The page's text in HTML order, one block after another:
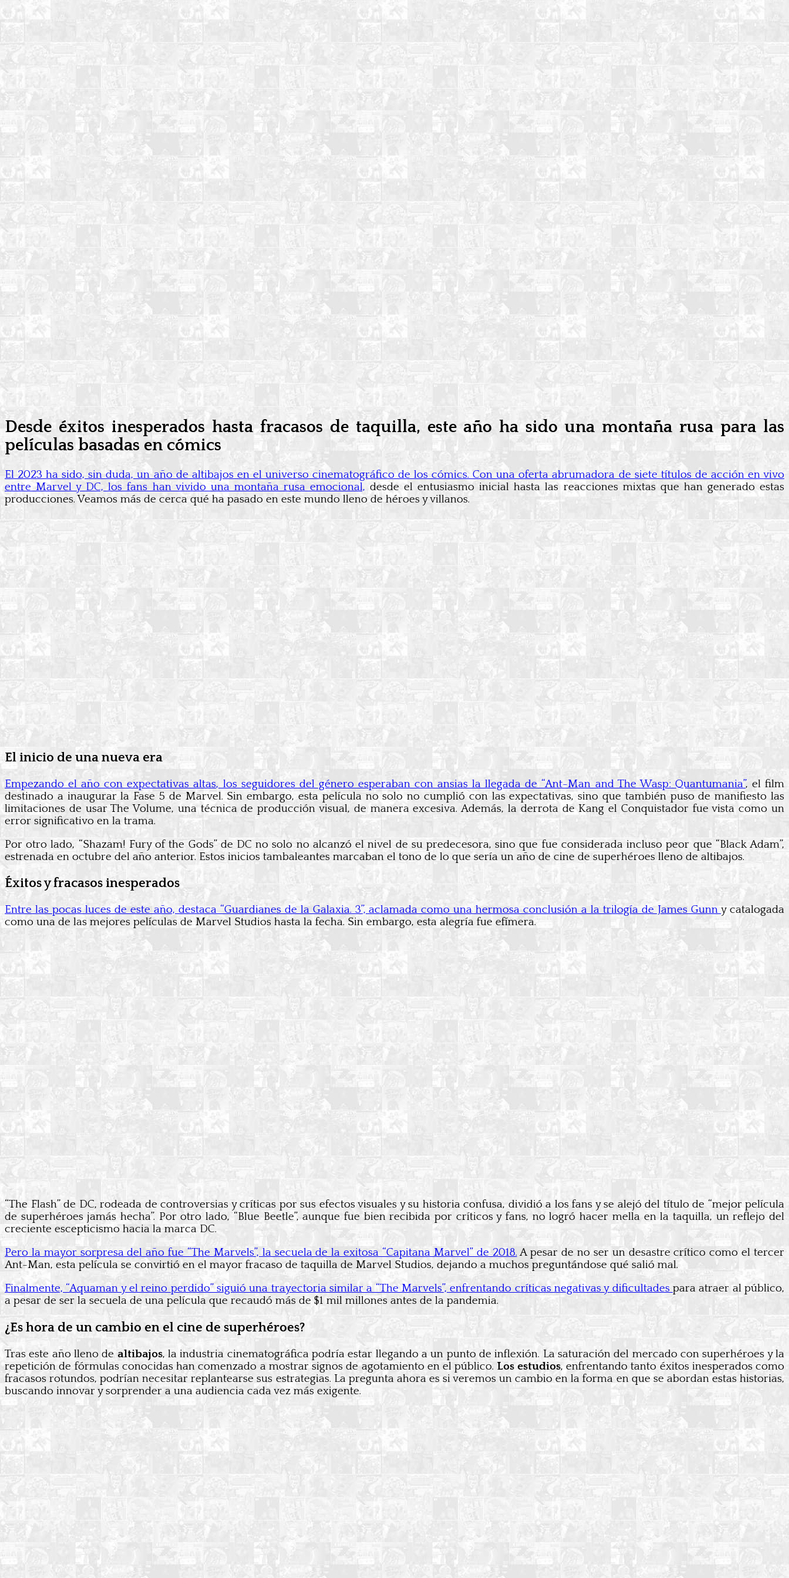
Desde éxitos inesperados hasta fracasos de taquilla, este año ha sido una montaña rusa para las
películas basadas en cómics
El 2023 ha sido, sin duda, un año de altibajos en el universo cinematográfico de los cómics. Con una oferta abrumadora de siete títulos de acción en vivo
entre Marvel y DC, los fans han vivido una montaña rusa emocional, desde el entusiasmo inicial hasta las reacciones mixtas que han generado estas
producciones. Veamos más de cerca qué ha pasado en este mundo lleno de héroes y villanos.
El inicio de una nueva era
Empezando el año con expectativas altas, los seguidores del género esperaban con ansias la llegada de “Ant-Man and The Wasp: Quantumania”, el film
destinado a inaugurar la Fase 5 de Marvel. Sin embargo, esta película no solo no cumplió con las expectativas, sino que también puso de manifiesto las
limitaciones de usar The Volume, una técnica de producción visual, de manera excesiva. Además, la derrota de Kang el Conquistador fue vista como un
error significativo en la trama.
Por otro lado, “Shazam! Fury of the Gods” de DC no solo no alcanzó el nivel de su predecesora, sino que fue considerada incluso peor que “Black Adam”,
estrenada en octubre del año anterior. Estos inicios tambaleantes marcaban el tono de lo que sería un año de cine de superhéroes lleno de altibajos.
Éxitos y fracasos inesperados
Entre las pocas luces de este año, destaca “Guardianes de la Galaxia. 3”, aclamada como una hermosa conclusión a la trilogía de James Gunny catalogada
como una de las mejores películas de Marvel Studios hasta la fecha. Sin embargo, esta alegría fue efímera.
“The Flash” de DC, rodeada de controversias y críticas por sus efectos visuales y su historia confusa, dividió a los fans y se alejó del título de “mejor película
de superhéroes jamás hecha”. Por otro lado, “Blue Beetle”, aunque fue bien recibida por críticos y fans, no logró hacer mella en la taquilla, un reflejo del
creciente escepticismo hacia la marca DC.
Pero la mayor sorpresa del año fue “The Marvels”, la secuela de la exitosa “Capitana Marvel” de 2018. A pesar de no ser un desastre crítico como el tercer
Ant-Man, esta película se convirtió en el mayor fracaso de taquilla de Marvel Studios, dejando a muchos preguntándose qué salió mal.
Finalmente, “Aquaman y el reino perdido” siguió una trayectoria similar a “The Marvels”, enfrentando críticas negativas y dificultades para atraer al público,
a pesar de ser la secuela de una película que recaudó más de $1 mil millones antes de la pandemia.
¿Es hora de un cambio en el cine de superhéroes?
Tras este año lleno de altibajos, la industria cinematográfica podría estar llegando a un punto de inflexión. La saturación del mercado con superhéroes y la
repetición de fórmulas conocidas han comenzado a mostrar signos de agotamiento en el público. Los estudios, enfrentando tanto éxitos inesperados como
fracasos rotundos, podrían necesitar replantearse sus estrategias. La pregunta ahora es si veremos un cambio en la forma en que se abordan estas historias,
buscando innovar y sorprender a una audiencia cada vez más exigente.